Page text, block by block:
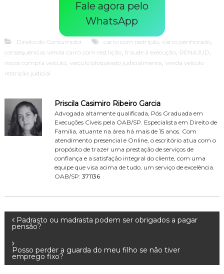
Fale agora pelo
WhatsApp
Direito do Consumidor carro com restrição, carro penhorado,
consequências venda carro com restrição, fraude à execução, RENAJUD,
riscos compra veículo, veículo bloqueado judicialmente, venda veículo
restrição judicial
Priscila Casimiro Ribeiro Garcia
Advogada altamente qualificada, Pós Graduada em
Execuções Cíveis pela OAB/SP. Especialista em Direito de
Família, atuante na área há mais de 15 anos. Com
atendimento presencial e Online, o escritório atua com o
propósito de trazer uma prestação de serviços de
confiança e a satisfação integral do cliente, com uma
equipe que visa acima de tudo, um serviço de excelência.
OAB/SP: 371136
N
a
v
Padrasto ou madrasta podem ser obrigados a pagar
pensão?
Posso perder a guarda do meu filho se não tiver
emprego fixo?